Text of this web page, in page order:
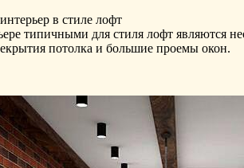
типичными для стиля лофт являются
потолка и большие проемы окон.